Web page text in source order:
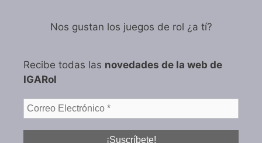
Nos gustan los juegos de rol ¿a tí?
Recibe todas las novedades de la web de
IGARol